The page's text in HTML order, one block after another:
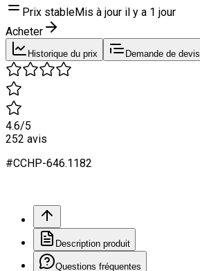
Prix stableMis à jour il y a 1 jour
Acheter
Historique du prix Demande de devis
4.6/5
252 avis
#CCHP-646.1182
Description produit
Questions fréquentes